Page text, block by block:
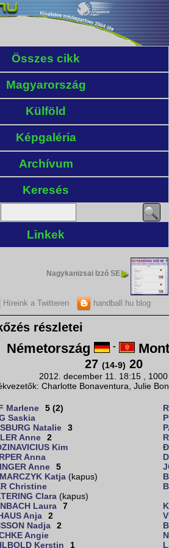
Összes cikk
Magyarország
Külföld
Képgaléria
Archívum
Keresés
Linkek
Nagykanizsai Izzó SE
Híreink a Twitteren handball.hu blog
részletei
Németország -
27 (14-9) 20
2012. december 11. 18:15 ,
Charlotte Bonaventura, Julie
Marlene
5 (2)
Saskia
Natalie
3
Anne
2
Kim
Anna
Anne
5
Katja (kapus)
Christine
Clara (kapus)
Laura
7
Anja
2
Nadja
2
Angie
Kerstin
1